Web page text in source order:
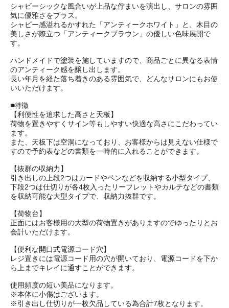
シャビーシックな風合いが上品な佇まいを演出し、サロンの雰囲
気に優雅さをプラス。
シャビー感溢れるかすれた「アンティークホワイト」と、木目の
美しさが際立つ「アンティークブラウン」の優しい色味展開で
す。
ハンドメイドで塗装を施していますので、商品ごとに異なる表情
のアンティーク感を醸し出します。
長い年月を経た落ち着きのある雰囲気で、どんなサロンにもお使
いいただけます。
■特徴
【利便性を追求した高さと天板】
荷物を置きやすくサイン等もしやすい快適な高さにこだわってい
ます。
また、天板下は空洞になっており、お客様からは見えない仕様で
すので予約表などの書類を一時的に入れることができます。
【抜群の収納力】
引き出しの上段2つはカードやペンなどを収納する小型タイプ、
下段2つは仕切りが各4枚入ったリーフレットやカルテなどの書類
を収納可能な大型タイプで、収納力抜群です。
【荷物台】
正面にはお客様用の大型の荷物置きがありますのでゆったりとお
会計いただけます。
【便利な開口式電源コード穴】
レジ置きには電源コード用の穴が開いており、電源コードを下か
ら上までキレイに通すことができます。
使用頻度の短い美品になります。
※本体に小傷はございます。
※引き出し仕切りが一枚欠品している為合計7枚となります。